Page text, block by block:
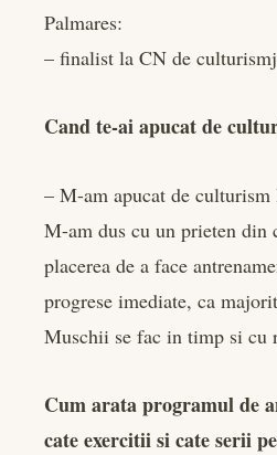
Palmares:
– finalist la CN de
Cand te-ai apucat de
– M-am apucat de culturism
M-am dus cu un prieten din
placerea de a face
progrese imediate, ca
Muschii se fac in timp si cu
Cum arata programul de
cate exercitii si cate serii